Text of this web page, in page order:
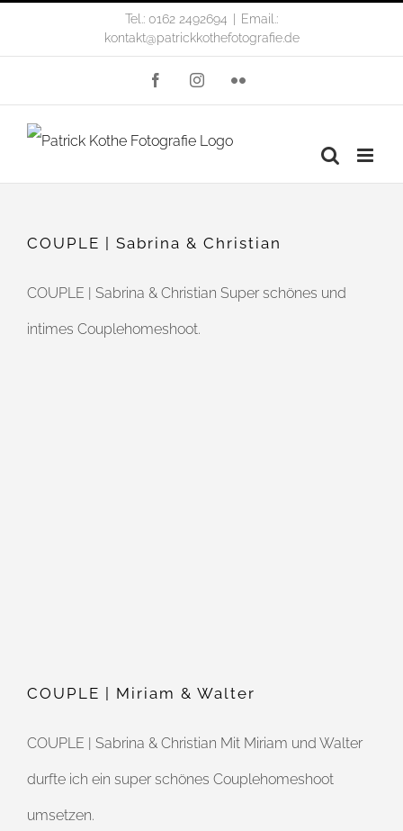
Inhalt
Tel.: 0162 2492694
Email.:
kontakt@patrickkothefotografie.de
FacebookInstagramFlickr
COUPLE | Sabrina & Christian
COUPLE | Sabrina & Christian Super schönes und
intimes Couplehomeshoot.
COUPLE | Miriam & Walter
COUPLE | Sabrina & Christian Mit Miriam und Walter
durfte ich ein super schönes Couplehomeshoot
umsetzen.